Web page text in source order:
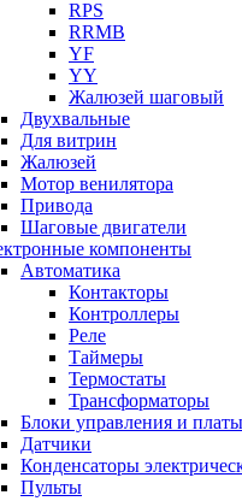
RPS
RRMB
YF
YY
Жалюзей шаговый
Двухвальные
Для витрин
Жалюзей
Мотор венилятора
Привода
Шаговые двигатели
компоненты
Автоматика
Контакторы
Контроллеры
Реле
Таймеры
Термостаты
Трансформаторы
Блоки управления и платы
Датчики
Конденсаторы
Пульты